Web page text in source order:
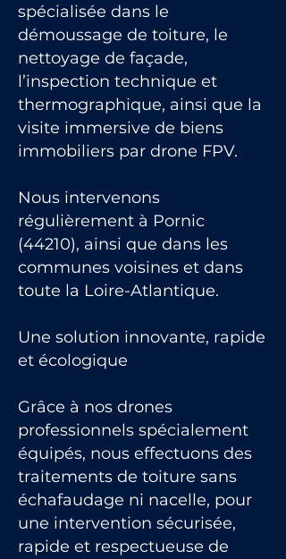
spécialisée dans le
démoussage de toiture, le
nettoyage de façade,
l’inspection technique et
thermographique, ainsi que la
visite immersive de biens
immobiliers par drone FPV.
Nous intervenons
régulièrement à Pornic
(44210), ainsi que dans les
communes voisines et dans
toute la Loire-Atlantique.
Une solution innovante, rapide
et écologique
Grâce à nos drones
professionnels spécialement
équipés, nous effectuons des
traitements de toiture sans
échafaudage ni nacelle, pour
une intervention sécurisée,
rapide et respectueuse de